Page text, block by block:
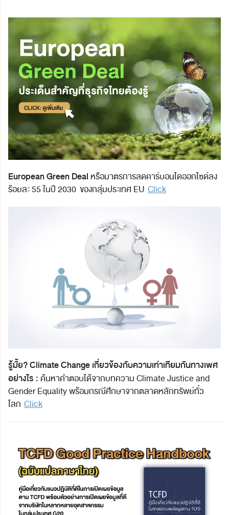
European Green Deal หรือมาตรการลดคาร์บอนไดออกไซด์ลง
ร้อยละ 55 ในปี 2030 ของกลุ่มประเทศ EU Click
รู้มั้ย? Climate Change เกี่ยวข้องกับความเท่าเทียมกันทางเพศ
อย่างไร : ค้นหาคำตอบได้จากบทความ Climate Justice and
Gender Equality พร้อมกรณีศึกษาจากตลาดหลักทรัพย์ทั่ว
โลก Click